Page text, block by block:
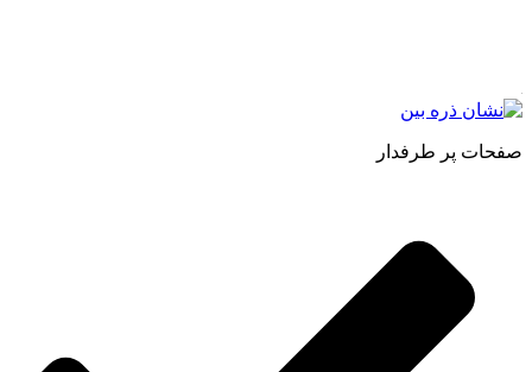
صفحات پر طرفدار